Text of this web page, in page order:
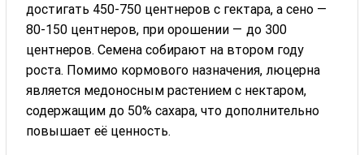
достигать 450-750 центнеров с гектара, а сено —
80-150 центнеров, при орошении — до 300
центнеров. Семена собирают на втором году
роста. Помимо кормового назначения, люцерна
является медоносным растением с нектаром,
содержащим до 50% сахара, что дополнительно
повышает её ценность.